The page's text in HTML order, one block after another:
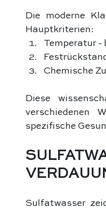
Die moderne
Hauptkriterien:
Temperatur -
Chemische
Diese
verschiedenen
spezifische
Sulfatwasser